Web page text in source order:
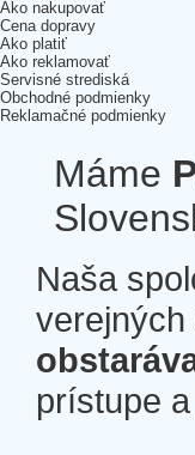
Ako nakupovať
Cena dopravy
Ako platiť
Ako reklamovať
Servisné strediská
Obchodné podmienky
Reklamačné podmienky
Máme
Naša
prístupe